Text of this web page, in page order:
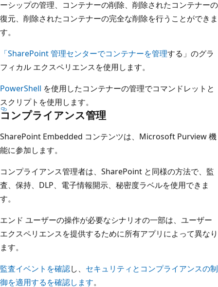
ーシップの管理、コンテナーの削除、削除されたコンテナーの
復元、削除されたコンテナーの完全な削除を行うことができま
す。
「SharePoint 管理センターでコンテナーを管理する」のグラ
フィカル エクスペリエンスを使用します。
PowerShell を使用したコンテナーの管理でコマンドレットと
スクリプトを使用します。
コンプライアンス管理
SharePoint Embedded コンテンツは、Microsoft Purview 機
能に参加します。
コンプライアンス管理者は、SharePoint と同様の方法で、監
査、保持、DLP、電子情報開示、秘密度ラベルを使用できま
す。
エンド ユーザーの操作が必要なシナリオの一部は、ユーザー
エクスペリエンスを提供するために所有アプリによって異なり
ます。
監査イベントを確認し、 セキュリティとコンプライアンスの制
御を適用するを確認します。